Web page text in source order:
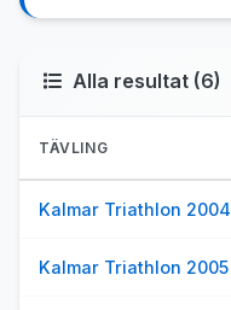
Alla resultat (6)
TÄVLING
Kalmar Triathlon 2004
Kalmar Triathlon 2005